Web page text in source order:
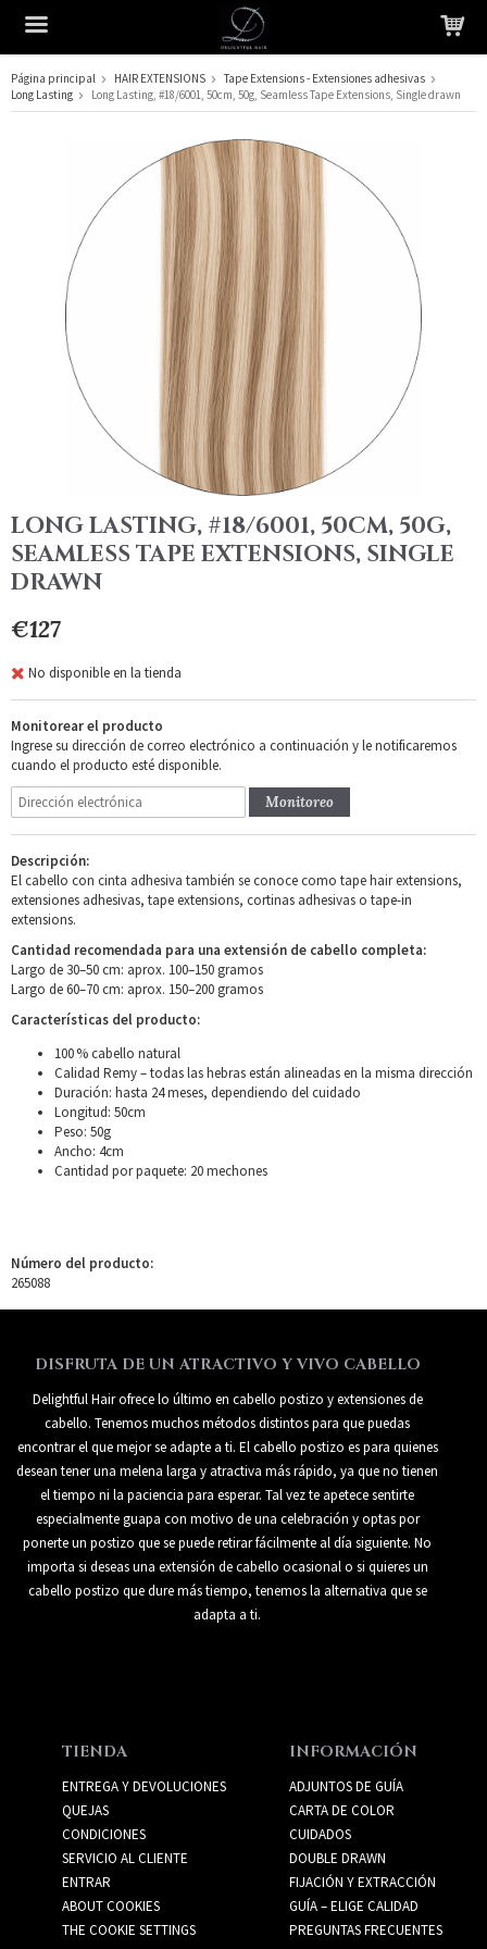
El producto ha sido añadido a su carrito
Página principal HAIR EXTENSIONS
Tape Extensions - Extensiones adhesivas
Long Lasting
Long Lasting, #18/6001, 50cm, 50g, Seamless Tape Extensions, Single drawn
LONG LASTING, #18/6001, 50CM, 50G,
SEAMLESS TAPE EXTENSIONS, SINGLE
DRAWN
€127
No disponible en la tienda
Monitorear el producto
Ingrese su dirección de correo electrónico a continuación y le notificaremos
cuando el producto esté disponible.
Monitoreo
Descripción:
El cabello con cinta adhesiva también se conoce como tape hair extensions,
extensiones adhesivas, tape extensions, cortinas adhesivas o tape-in
extensions.
Cantidad recomendada para una extensión de cabello completa:
Largo de 30–50 cm: aprox. 100–150 gramos
Largo de 60–70 cm: aprox. 150–200 gramos
Características del producto:
100 % cabello natural
Calidad Remy – todas las hebras están alineadas en la misma dirección
Duración: hasta 24 meses, dependiendo del cuidado
Longitud: 50cm
Peso: 50g
Ancho: 4cm
Cantidad por paquete: 20 mechones
Número del producto:
265088
DISFRUTA DE UN ATRACTIVO Y VIVO CABELLO
Delightful Hair ofrece lo último en cabello postizo y extensiones de
cabello. Tenemos muchos métodos distintos para que puedas
encontrar el que mejor se adapte a ti. El cabello postizo es para quienes
desean tener una melena larga y atractiva más rápido, ya que no tienen
el tiempo ni la paciencia para esperar. Tal vez te apetece sentirte
especialmente guapa con motivo de una celebración y optas por
ponerte un postizo que se puede retirar fácilmente al día siguiente. No
importa si deseas una extensión de cabello ocasional o si quieres un
cabello postizo que dure más tiempo, tenemos la alternativa que se
adapta a ti.
TIENDA
ENTREGA Y DEVOLUCIONES
QUEJAS
CONDICIONES
SERVICIO AL CLIENTE
ENTRAR
ABOUT COOKIES
THE COOKIE SETTINGS
INFORMACIÓN
ADJUNTOS DE GUÍA
CARTA DE COLOR
CUIDADOS
DOUBLE DRAWN
FIJACIÓN Y EXTRACCIÓN
GUÍA – ELIGE CALIDAD
PREGUNTAS FRECUENTES